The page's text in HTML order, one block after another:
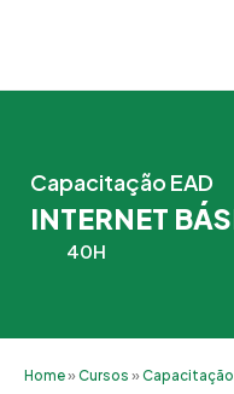
Capacitação EAD
INTERNET
40H
Home»Cursos »Capacitação